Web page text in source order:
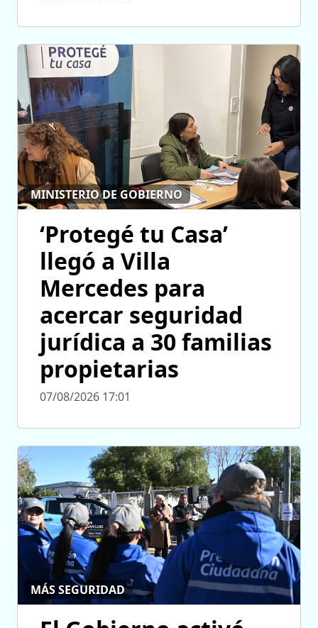
MINISTERIO DE GOBIERNO
‘Protegé tu Casa’
llegó a Villa
Mercedes para
acercar seguridad
jurídica a 30 familias
propietarias
07/08/2026 17:01
MÁS SEGURIDAD